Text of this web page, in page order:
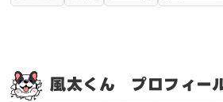
風太くん プロフィー